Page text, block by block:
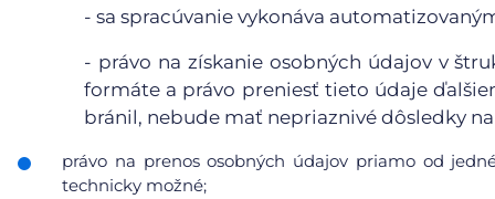
- sa spracúvanie vykonáva
- právo na získanie osobných údajov v
formáte a právo preniesť tieto údaje
bránil, nebude mať nepriaznivé dôsledky
právo na prenos osobných údajov priamo od
technicky možné;